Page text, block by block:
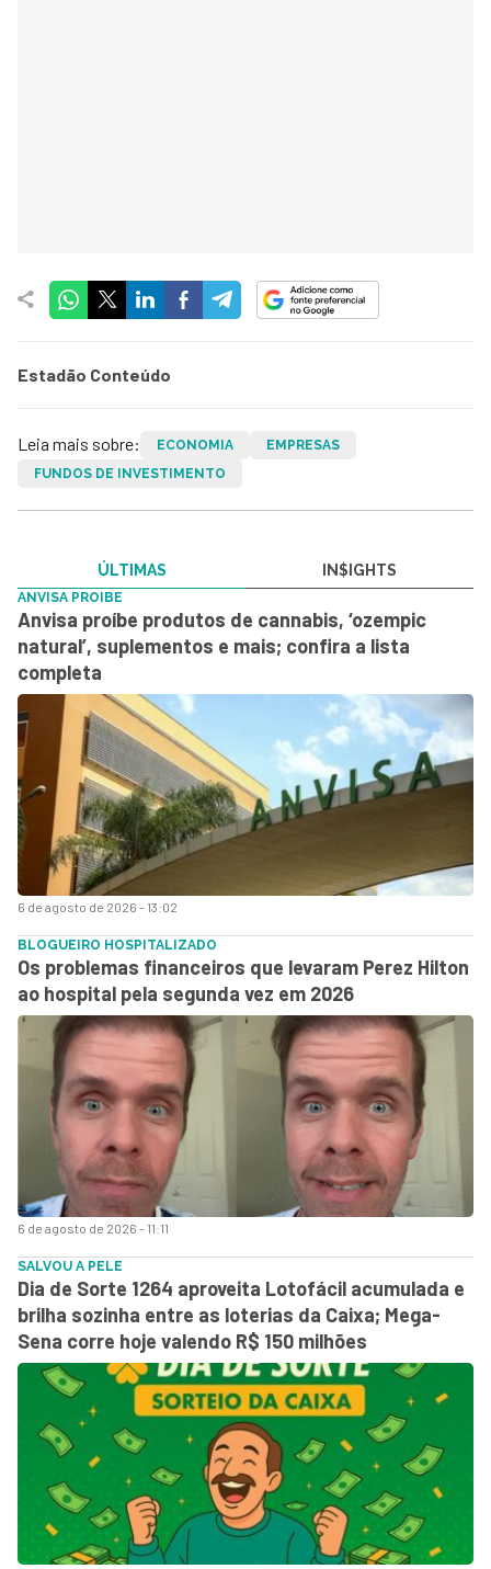
Estadão Conteúdo
Leia mais sobre: ECONOMIA
EMPRESAS
FUNDOS DE INVESTIMENTO
ÚLTIMAS IN$IGHTS
6 de agosto de 2026 - 13:02
ANVISA PROIBE
Anvisa proíbe produtos de cannabis, ‘ozempic
natural’, suplementos e mais; confira a lista
completa
6 de agosto de 2026 - 11:11
BLOGUEIRO HOSPITALIZADO
Os problemas financeiros que levaram Perez Hilton
ao hospital pela segunda vez em 2026
SALVOU A PELE
Dia de Sorte 1264 aproveita Lotofácil acumulada e
brilha sozinha entre as loterias da Caixa; Mega-
Sena corre hoje valendo R$ 150 milhões